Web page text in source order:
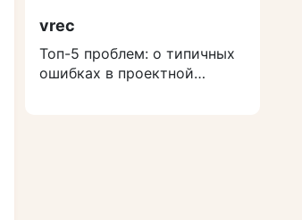
защититься от роста
расходов на строительство
vrec
Топ-5 проблем: о типичных
ошибках в проектной